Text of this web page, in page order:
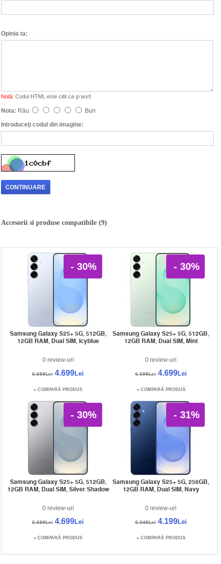
Opinia ta:
Notă: Codul HTML este citit ca şi text!
Nota: Rău
Bun
Introduceţi codul din imagine:
CONTINUARE
Accesorii si produse compatibile (9)
- 30%
Samsung Galaxy S25+ 5G, 512GB,
12GB RAM, Dual SIM, Icyblue
0 review-uri
6.699Lei 4.699Lei
COMPARĂ PRODUS
- 30%
Samsung Galaxy S25+ 5G, 512GB,
12GB RAM, Dual SIM, Mint
0 review-uri
6.699Lei 4.699Lei
COMPARĂ PRODUS
- 30%
Samsung Galaxy S25+ 5G, 512GB,
12GB RAM, Dual SIM, Silver Shadow
0 review-uri
6.699Lei 4.699Lei
COMPARĂ PRODUS
- 31%
Samsung Galaxy S25+ 5G, 256GB,
12GB RAM, Dual SIM, Navy
0 review-uri
6.049Lei 4.199Lei
COMPARĂ PRODUS